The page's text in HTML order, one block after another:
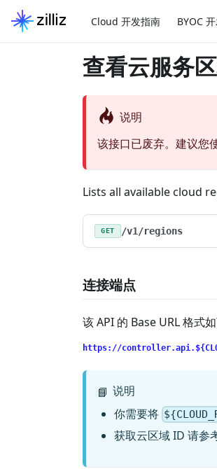
Cloud 开发指南 BYOC
查看云服务
说明
该接口已废弃。建议您
Lists all available cloud
GET /v1/regions
连接端点
该 API 的 Base URL 格式如
https://
📘 说明
你需要将
获取云区域 ID 请参